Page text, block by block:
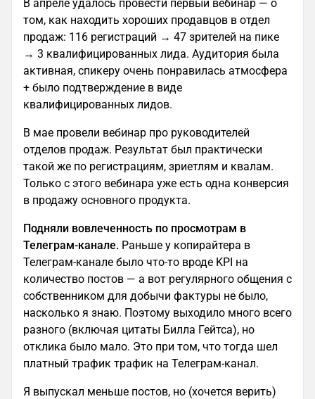
В апреле удалось провести первый вебинар — о
том, как находить хороших продавцов в отдел
продаж: 116 регистраций → 47 зрителей на пике
→ 3 квалифицированных лида. Аудитория была
активная, спикеру очень понравилась атмосфера
+ было подтверждение в виде
квалифицированных лидов.
В мае провели вебинар про руководителей
отделов продаж. Результат был практически
такой же по регистрациям, зриетлям и квалам.
Только с этого вебинара уже есть одна конверсия
в продажу основного продукта.
Подняли вовлеченность по просмотрам в
Телеграм-канале. Раньше у копирайтера в
Телеграм-канале было что-то вроде KPI на
количество постов — а вот регулярного общения с
собственником для добычи фактуры не было,
насколько я знаю. Поэтому выходило много всего
разного (включая цитаты Билла Гейтса), но
отклика было мало. Это при том, что тогда шел
платный трафик трафик на Телеграм-канал.
Я выпускал меньше постов, но (хочется верить)